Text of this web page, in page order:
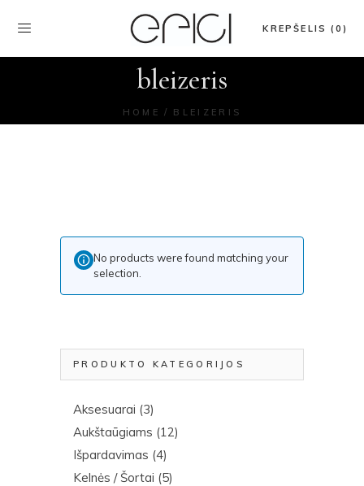
KREPŠELIS (0)
bleizeris
HOME BLEIZERIS
No products were found matching your
selection.
PRODUKTO KATEGORIJOS
Aksesuarai (3)
Aukštaūgiams (12)
Išpardavimas (4)
Kelnės / Šortai (5)